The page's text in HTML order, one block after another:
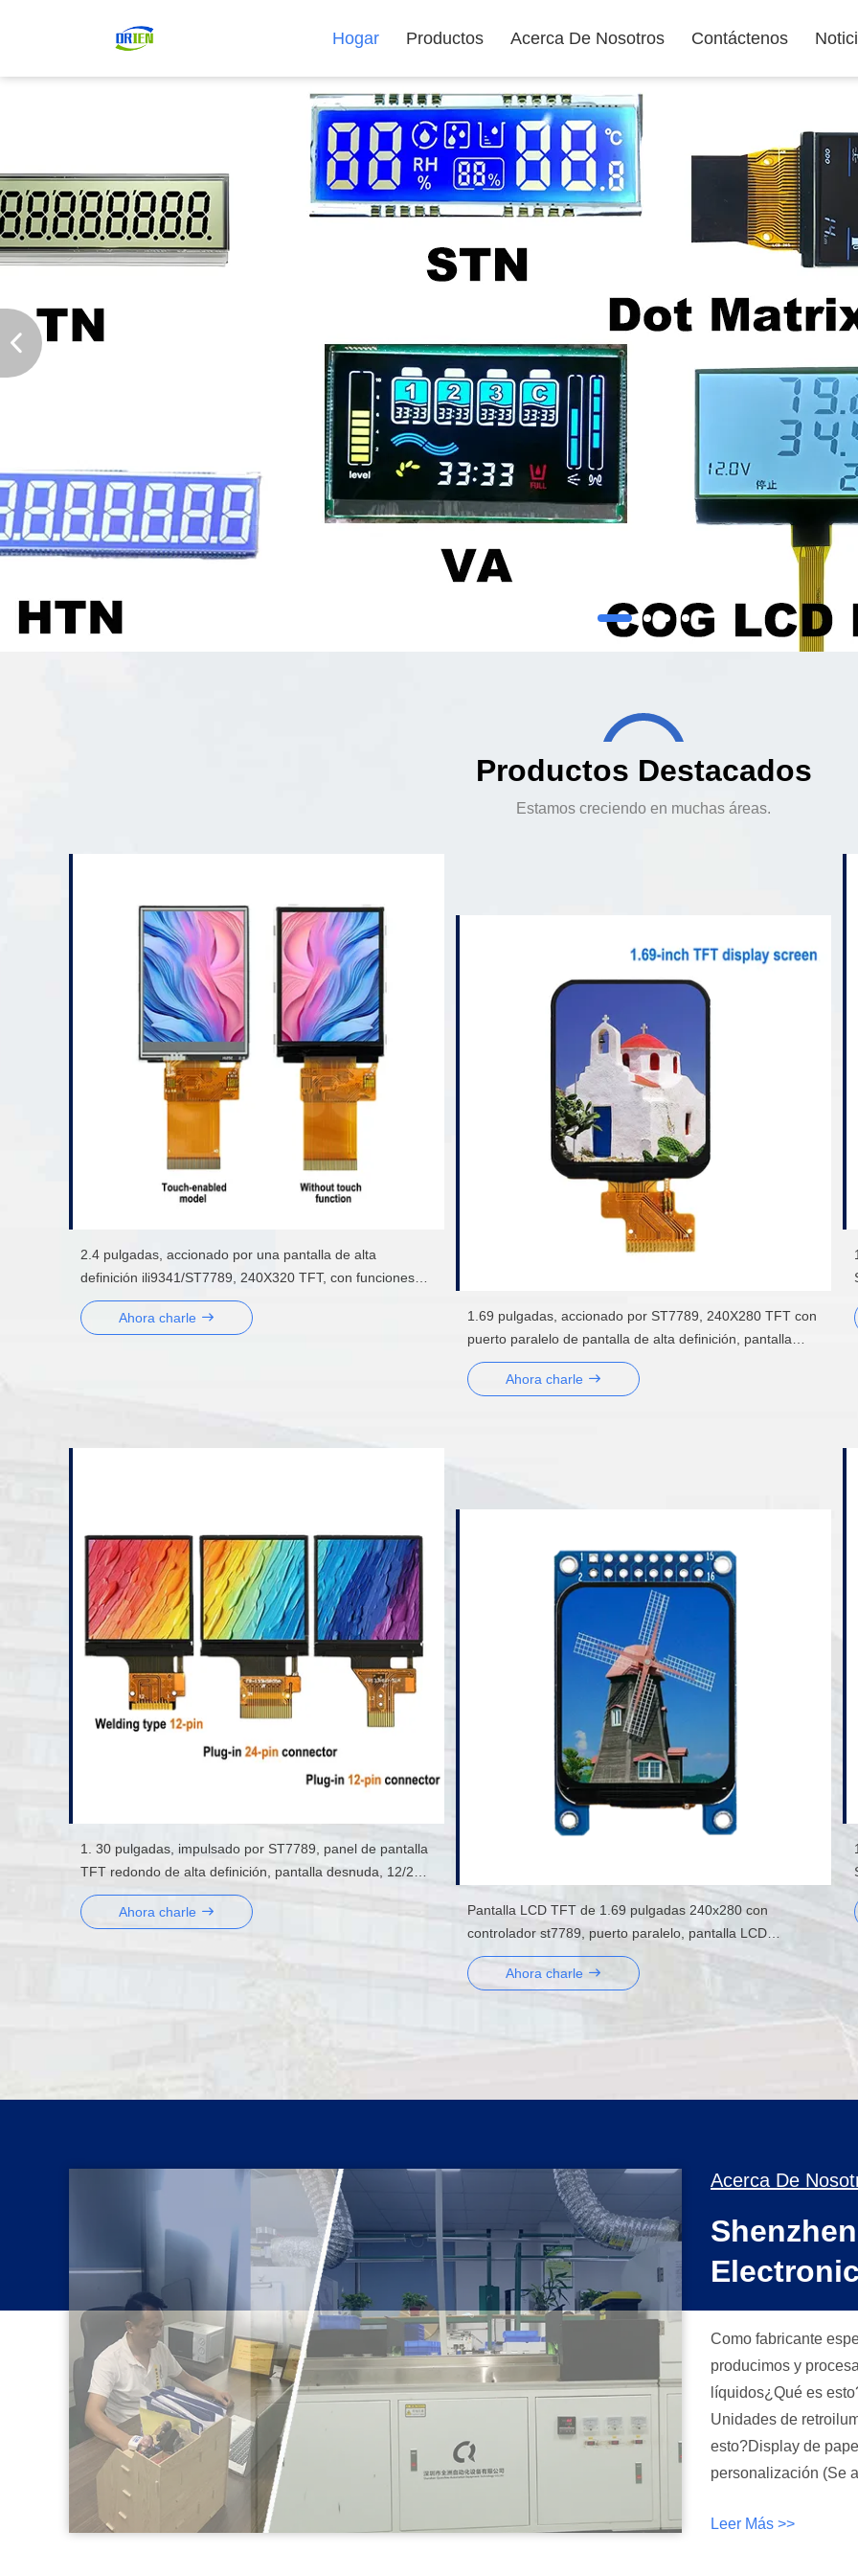
Hogar Productos Acerca De Nosotros Contáctenos
Productos Destacados
Estamos creciendo en muchas áreas.
2.4 pulgadas, accionado por una pantalla de alta
definición ili9341/ST7789, 240X320 TFT, con funciones
táctiles o no táctiles opcionales
Ahora charle
1.69 pulgadas, accionado por ST7789, 240X280 TFT con
puerto paralelo de pantalla de alta definición, pantalla
desnuda opcional o módulo TFT
Ahora charle
1. 30 pulgadas, impulsado por ST7789, panel de pantalla
TFT redondo de alta definición, pantalla desnuda, 12/24
pines, disponible en tipo soldado o enchufable
Ahora charle
Pantalla LCD TFT de 1.69 pulgadas 240x280 con
controlador st7789, puerto paralelo, pantalla LCD
segmentada, LCD segmentada
Ahora charle
Acerca De
Como fabricante
producimos y
líquidos¿Qué es
Unidades de
esto?Display de papel electrónico Nuestras
personalización (Se
científica de la calidad Excelencia en Ingeniería:Nuestro equipo incluye
Leer Más >>